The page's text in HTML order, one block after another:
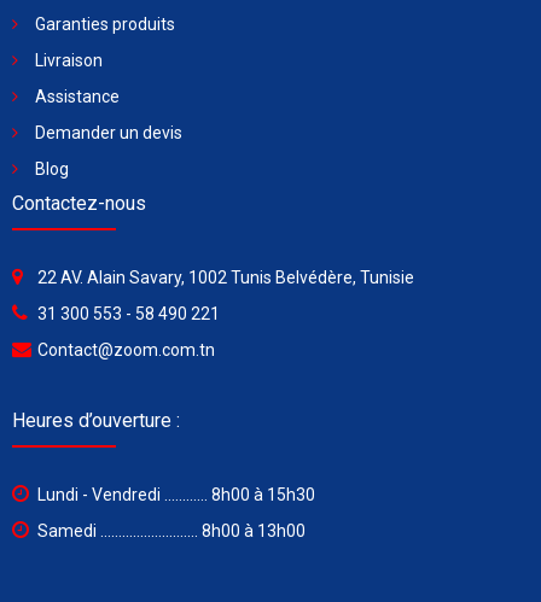
Garanties produits
Livraison
Assistance
Demander un devis
Blog
Contactez-nous
22 AV. Alain Savary, 1002 Tunis Belvédère, Tunisie
31 300 553 - 58 490 221
Contact@zoom.com.tn
Heures d’ouverture :
Lundi - Vendredi ............ 8h00 à 15h30
Samedi ........................... 8h00 à 13h00